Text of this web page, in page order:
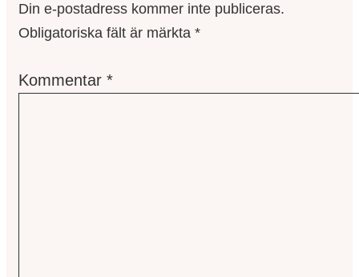
Din e-postadress kommer inte publiceras.
Obligatoriska fält är märkta *
Kommentar *